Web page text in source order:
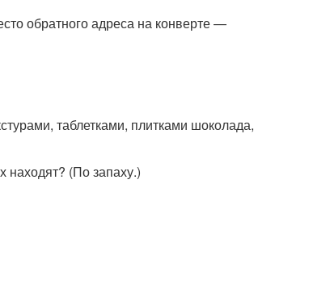
обратного адреса на конверте —
таблетками, плитками шоколада,
находят? (По запаху.)